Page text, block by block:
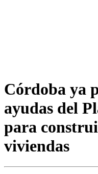
Córdoba ya
ayudas del
para
viviendas